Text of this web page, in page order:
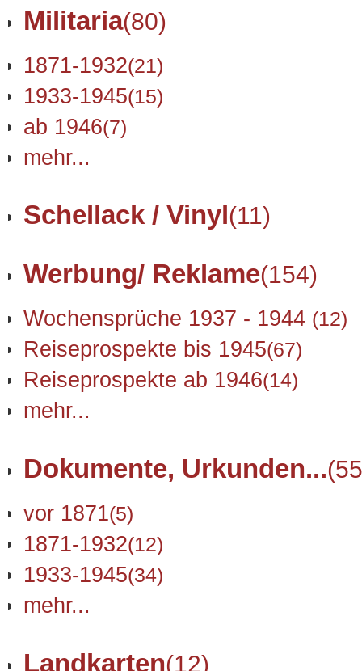
Militaria(80)
1871-1932(21)
1933-1945(15)
ab 1946(7)
mehr...
Schellack / Vinyl(11)
Werbung/ Reklame(154)
Wochensprüche 1937 - 1944 (12)
Reiseprospekte bis 1945(67)
Reiseprospekte ab 1946(14)
mehr...
Dokumente, Urkunden...
vor 1871(5)
1871-1932(12)
1933-1945(34)
mehr...
Landkarten(12)